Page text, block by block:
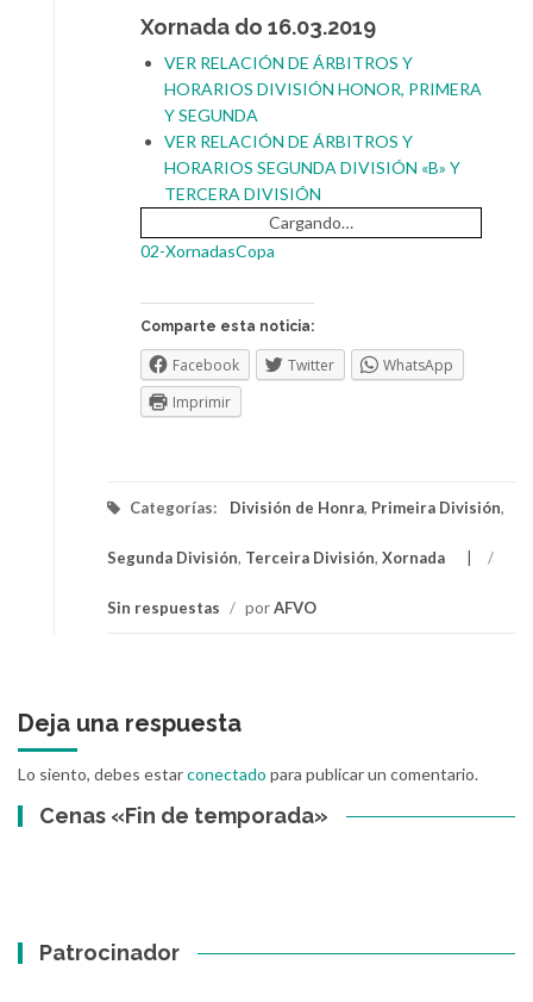
Xornada do 16.03.2019
VER RELACIÓN DE ÁRBITROS Y
HORARIOS DIVISIÓN HONOR, PRIMERA
Y SEGUNDA
VER RELACIÓN DE ÁRBITROS Y
HORARIOS SEGUNDA DIVISIÓN «B» Y
TERCERA DIVISIÓN
Cargando…
02-XornadasCopa
Comparte esta noticia:
Facebook Twitter
WhatsApp
Imprimir
Categorías: División de Honra, Primeira División,
Segunda División, Terceira División, Xornada /
Sin respuestas / porAFVO
Deja una respuesta
Lo siento, debes estarconectado para publicar un comentario.
Cenas «Fin de temporada»
Patrocinador